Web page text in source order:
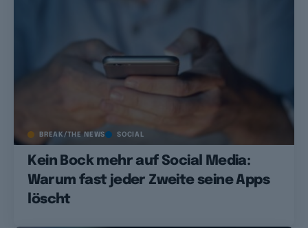
BREAK/THE NEWS SOCIAL
Kein Bock mehr auf Social Media:
Warum fast jeder Zweite seine Apps
löscht